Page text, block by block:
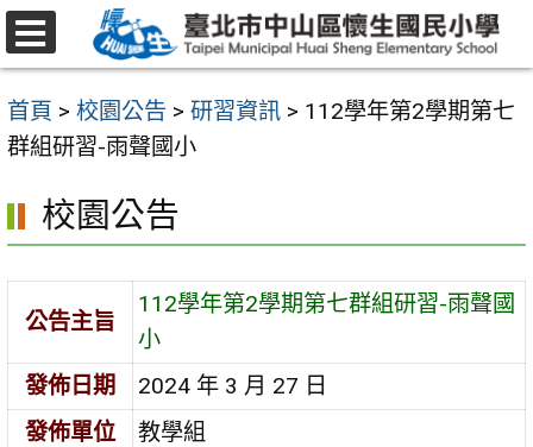
跳
至
要
內
區
首頁 > 校園公告 > 研習資訊 > 112學年第2學期第七
群組研習-雨聲國小
校園公告
公告主旨
112學年第2學期第七群組研習-雨聲國
小
發佈日期
2024 年 3 月 27 日
發佈單位
教學組
選
單